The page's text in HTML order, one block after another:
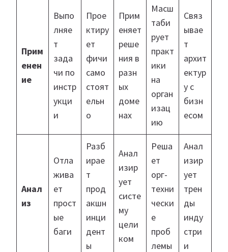
Прим
енен
ие
Выпо
лняе
т
зада
чи по
инстр
укци
и
Прое
ктиру
ет
фичи
само
стоят
ельн
о
Прим
еняет
реше
ния в
разн
ых
доме
нах
Масш
таби
рует
практ
ики
на
орган
изац
ию
Связ
ывае
т
архит
ектур
у с
бизн
есом
Анал
из
Отла
жива
ет
прост
ые
баги
Разб
ирае
т
прод
акшн
инци
дент
ы
Анал
изир
ует
систе
му
цели
ком
Реша
ет
орг-
техни
чески
е
проб
лемы
Анал
изир
ует
трен
ды
инду
стри
и